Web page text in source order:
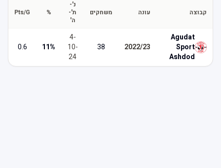
קבוצה עונה משחקים
ת'-
Pts/G
Agudat
Sport
Ashdod
2022/23
38
10
24
11
0.6